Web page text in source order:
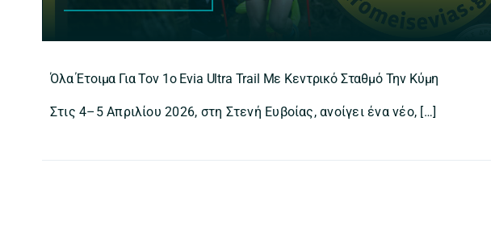
Όλα Έτοιμα Για Τον 1ο Evia Ultra Trail Με Κεντρικό Σταθμό Την Κύμη
Στις 4–5 Απριλίου 2026, στη Στενή Ευβοίας, ανοίγει ένα νέο, […]